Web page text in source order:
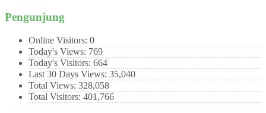
Pengunjung
Online Visitors: 0
Today's Views: 769
Today's Visitors: 664
Last 30 Days Views: 35,040
Total Views: 328,058
Total Visitors: 401,766